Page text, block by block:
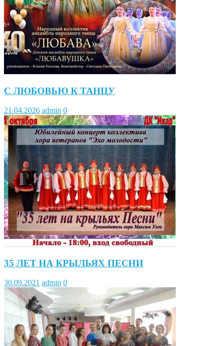
С ЛЮБОВЬЮ К ТАНЦУ
21.04.2026 admin 0
35 ЛЕТ НА КРЫЛЬЯХ ПЕСНИ
30.09.2021 admin 0